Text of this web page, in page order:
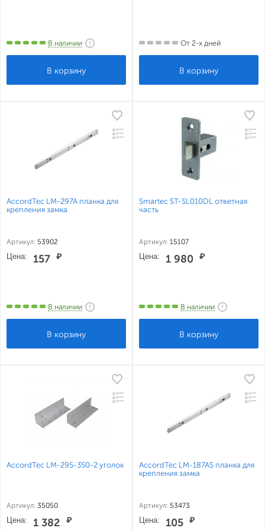
В наличии От 2-х дней
AccordTec LM-297A планка для
крепления замка
Артикул: 53902
Цена: 157 ₽
В наличии
Smartec ST-SL010DL ответная
часть
Артикул: 15107
Цена: 1 980 ₽
В наличии
AccordTec LM-295-350-2 уголок
Артикул: 35050
Цена: 1 382 ₽
AccordTec LM-187AS планка для
крепления замка
Артикул: 53473
Цена: 105 ₽